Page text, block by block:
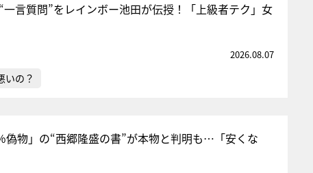
言質問”をレインボー池田が伝授！「上級者テク」女
2026.08.07
いの？
偽物」の“西郷隆盛の書”が本物と判明も…「安くな